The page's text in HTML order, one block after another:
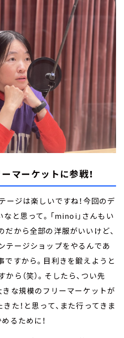
マーケットに参戦！
ージは楽しいですね！今回のデ
と思って。「minoi」さんもい
から全部の洋服がいいけど、
テージショップをやるんであ
ですから。目利きを鍛えようと
ら（笑）。そしたら、つい先
きな規模のフリーマーケットが
た！と思って、また行ってきま
るために！